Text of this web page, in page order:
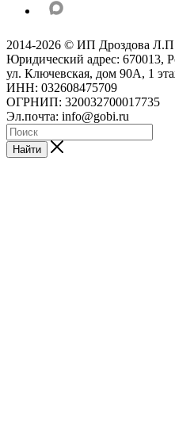
2014-2026 © ИП Дроздова
Юридический адрес: 670013,
ул. Ключевская, дом 90А, 1
ИНН: 032608475709
ОГРНИП: 320032700017735
Эл.почта: info@gobi.ru
Найти